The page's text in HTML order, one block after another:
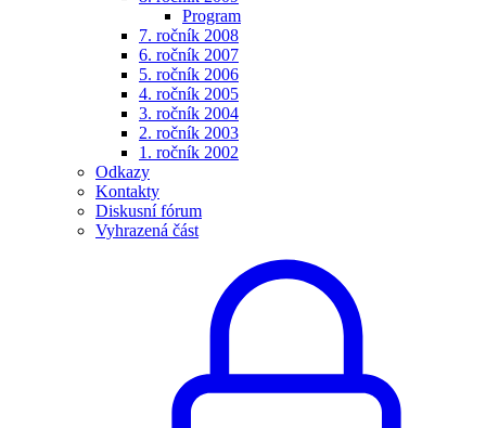
Program
7. ročník 2008
6. ročník 2007
5. ročník 2006
4. ročník 2005
3. ročník 2004
2. ročník 2003
1. ročník 2002
Odkazy
Kontakty
Diskusní fórum
Vyhrazená část